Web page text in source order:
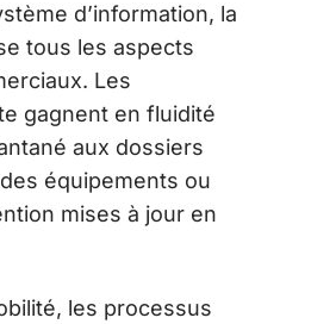
d’information, la
tous les aspects
Les
gagnent en fluidité
aux dossiers
équipements ou
mises à jour en
les processus